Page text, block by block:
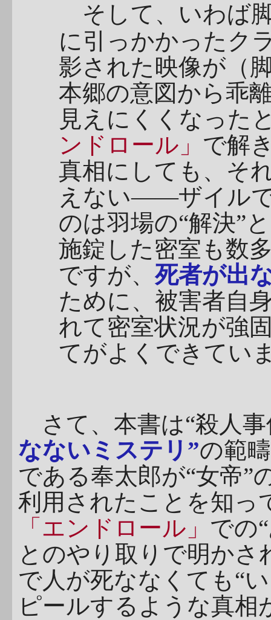
そして、いわば
に引っかかったク
影された映像が（
本郷の意図から乖
見えにくくなった
ンドロール」 で解
真相にしても、そ
えない――ザイル
のは羽場の“解決”
施錠した密室も数
ですが、死者が出
ために、被害者自
れて密室状況が強
てがよくできてい
さて、本書は“殺人
なないミステリ”の範
である奉太郎が“女帝”
利用されたことを知っ
「エンドロール」 での
とのやり取りで明かさ
で人が死ななくても“
ピールするような真相